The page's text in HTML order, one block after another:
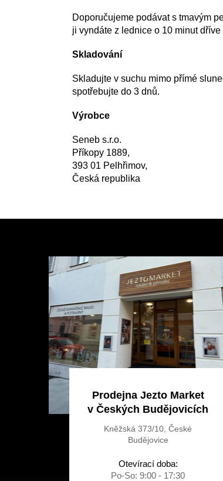
Doporučujeme podávat s tmavým
ji vyndáte z lednice o 10 minut
Skladování
Skladujte v suchu mimo přímé
spotřebujte do 3 dnů.
Výrobce
Seneb s.r.o.
Příkopy 1889,
393 01 Pelhřimov,
Česká republika
Prodejna Jezto Market
v Českých Budějovicích
Kněžská 373/10, České
Budějovice
Otevírací doba:
Po-So: 9:00 - 17:30